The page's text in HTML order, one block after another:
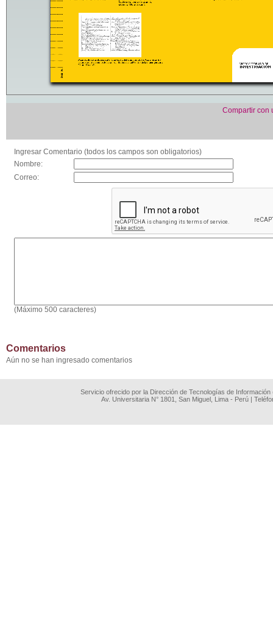
Compartir con
Ingresar Comentario (todos los campos son obligatorios)
Nombre:
Correo:
(Máximo 500 caracteres)
Comentarios
Aún no se han ingresado comentarios
Servicio ofrecido por la Dirección de Tecnologías de
Av. Universitaria N° 1801, San Miguel, Lima - Perú |